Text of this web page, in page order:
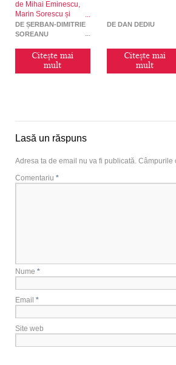
de Mihai Eminescu,
Marin Sorescu și
Nichita Stănescu
DE ȘERBAN-DIMITRIE
SOREANU
Citește mai
mult
DE DAN DEDIU
Citește mai
mult
Lasă un răspuns
Adresa ta de email nu va fi publicată. Câmpurile
Comentariu *
Nume *
Email *
Site web